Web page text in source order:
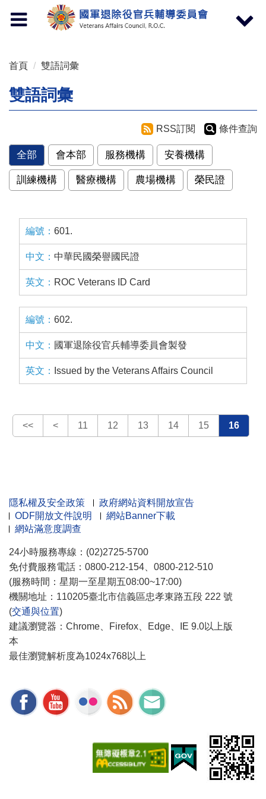
Toggle
navigation
Toggle
首頁 雙語詞彙
雙語詞彙
RSS訂閱 條件查詢
全部 會本部 服務機構 安養機構
訓練機構 醫療機構 農場機構 榮民證
601.
中華民國榮譽國民證
ROC Veterans ID Card
602.
國軍退除役官兵輔導委員會製發
Issued by the Veterans Affairs Council
<< < 11 12 13 14 15 16
隱私權及安全政策
政府網站資料開放宣告
ODF開放文件說明
網站Banner下載
網站滿意度調查
24小時服務專線：(02)2725-5700
免付費服務電話：0800-212-154、0800-212-510
(服務時間：星期一至星期五08:00~17:00)
機關地址：110205臺北市信義區忠孝東路五段 222 號
(交通與位置)
建議瀏覽器：Chrome、Firefox、Edge、IE 9.0以上版
本
最佳瀏覽解析度為1024x768以上